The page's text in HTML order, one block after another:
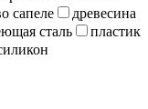
сапеле
древесина
сталь
пластик